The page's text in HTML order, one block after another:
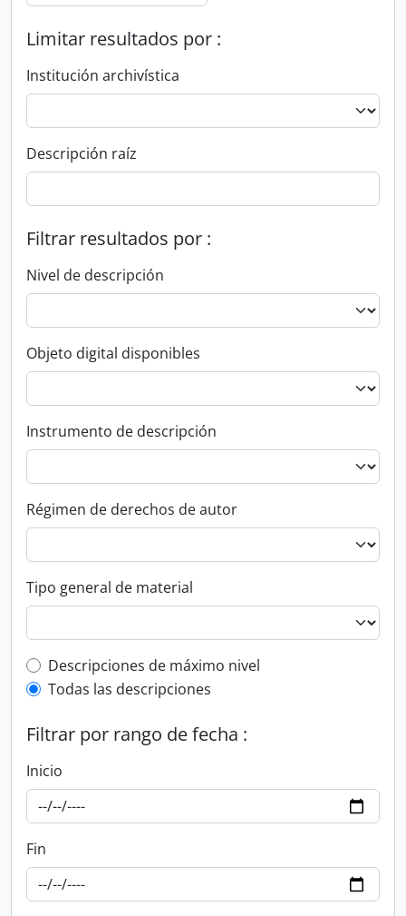
Limitar resultados por :
Institución archivística
Descripción raíz
Filtrar resultados por :
Nivel de descripción
Objeto digital disponibles
Instrumento de descripción
Régimen de derechos de autor
Tipo general de material
Top-level description filter
Descripciones de máximo nivel
Todas las descripciones
Filtrar por rango de fecha :
Inicio
Fin